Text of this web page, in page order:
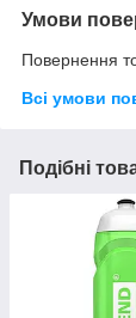
Умови
Повернення
Всі умови
Подібні